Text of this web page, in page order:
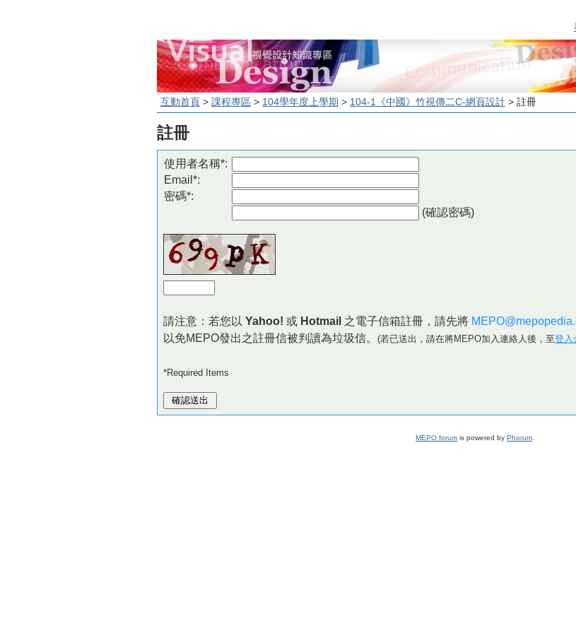
互動首頁 > 課程專區 > 104學年度上學期 > 104-1《中國》竹視傳二C-網頁設計 > 註冊
註冊
使用者名稱*:
Email*:
密碼*:
(確認密碼)
請注意：若您以 Yahoo! 或 Hotmail 之電子信箱註冊，請先將
以免MEPO發出之註冊信被判讀為垃圾信。 (若已送出，請在將MEPO加入連絡人後，至登入
*Required Items
MEPO forum is powered by Phorum